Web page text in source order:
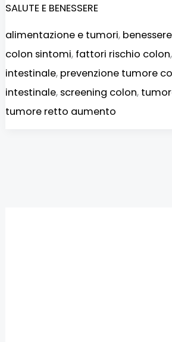
SALUTE E BENESSERE
alimentazione e tumori,
colon sintomi, fattori rischio colon,
intestinale, prevenzione tumore
intestinale, screening colon,
tumore retto aumento